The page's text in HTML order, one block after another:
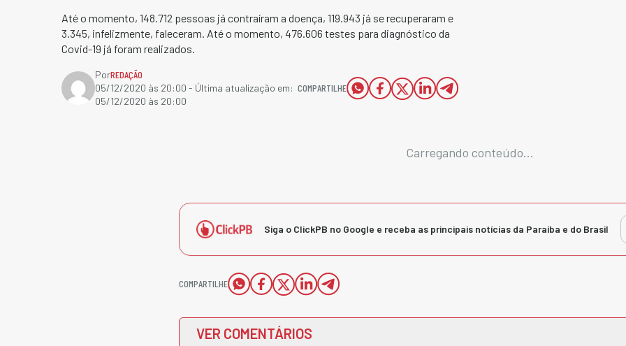
Até o momento, 148.712 pessoas já contraíram a doença, 119.943 já se recuperaram e
3.345, infelizmente, faleceram. Até o momento, 476.606 testes para diagnóstico da
Covid-19 já foram realizados.
PorREDAÇÃO
05/12/2020 às 20:00 - Última atualização em:
05/12/2020 às 20:00
COMPARTILHE
Carregando conteúdo...
Siga o ClickPB no Google e receba as principais notícias da Paraíba e do Brasil
COMPARTILHE
VER COMENTÁRIOS